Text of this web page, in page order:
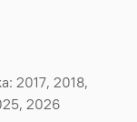
2017, 2018,
2026